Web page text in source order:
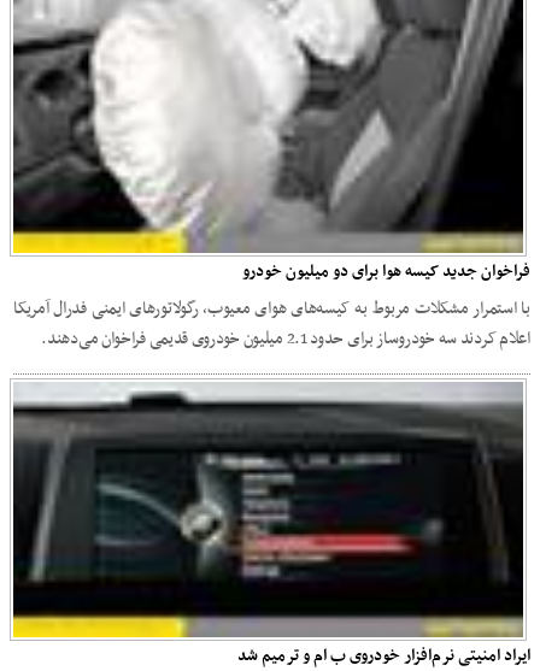
فراخوان جدید کیسه هوا برای دو میلیون خودرو
با استمرار مشکلات مربوط به کیسه‌های هوای معیوب، رگولاتورهای ایمنی فدرال آمریکا
اعلام کردند سه خودروساز برای حدود 2.1 میلیون خودروی قدیمی فراخوان می‌دهند.
ایراد امنیتی نرم‌افزار خودروی ب ام و ترمیم شد